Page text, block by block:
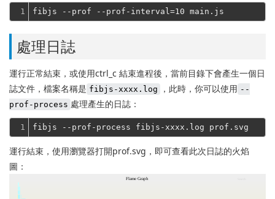
1
處理日誌
運行正常結束，或使用ctrl_c 結束進程後，當前目錄下會產生一個日
誌文件，檔案名稱是 fibjs-xxxx.log ，此時，你可以使用 --
prof-process 處理產生的日誌：
1
運行結束，使用瀏覽器打開prof.svg，即可查看此次日誌的火焰
圖：